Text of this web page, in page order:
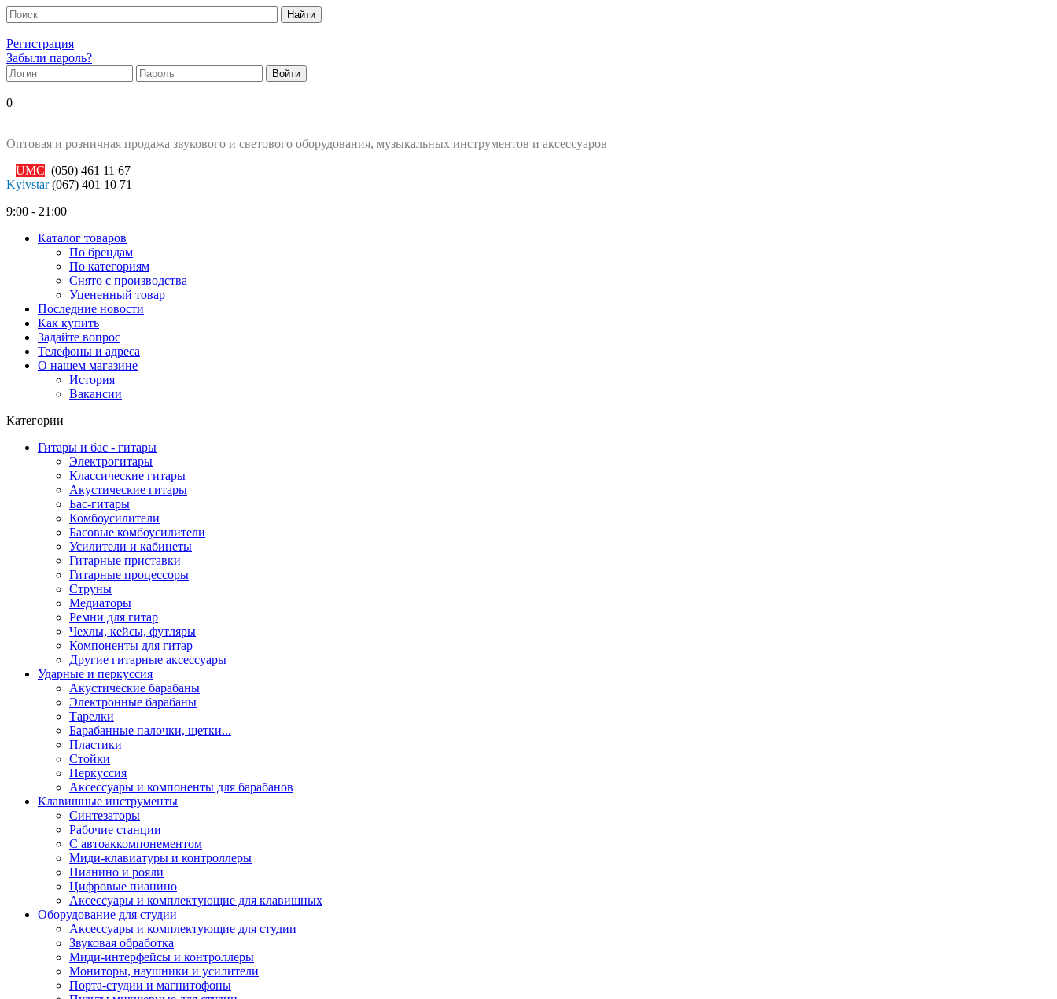
Регистрация
Забыли пароль?
0
Оптовая и розничная продажа звукового и светового оборудования, музыкальных инструментов и аксессуаров
UMC (050) 461 11 67
Kyivstar (067) 401 10 71
9:00 - 21:00
Каталог товаров
По брендам
По категориям
Снято с производства
Уцененный товар
Последние новости
Как купить
Задайте вопрос
Телефоны и адреса
О нашем магазине
История
Вакансии
Категории
Гитары и бас - гитары
Электрогитары
Классические гитары
Акустические гитары
Бас-гитары
Комбоусилители
Басовые комбоусилители
Усилители и кабинеты
Гитарные приставки
Гитарные процессоры
Струны
Медиаторы
Ремни для гитар
Чехлы, кейсы, футляры
Компоненты для гитар
Другие гитарные аксессуары
Ударные и перкуссия
Акустические барабаны
Электронные барабаны
Тарелки
Барабанные палочки, щетки...
Пластики
Стойки
Перкуссия
Аксессуары и компоненты для барабанов
Клавишные инструменты
Синтезаторы
Рабочие станции
С автоаккомпонементом
Миди-клавиатуры и контроллеры
Пианино и рояли
Цифровые пианино
Аксессуары и комплектующие для клавишных
Оборудование для студии
Аксессуары и комплектующие для студии
Звуковая обработка
Миди-интерфейсы и контроллеры
Мониторы, наушники и усилители
Порта-студии и магнитофоны